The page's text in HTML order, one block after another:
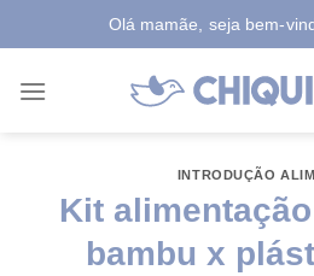
to
Olá mamãe, seja bem-
INTRODUÇÃO
Kit
bambu x